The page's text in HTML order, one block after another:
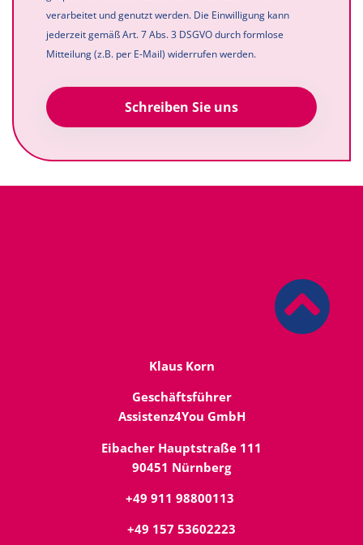
verarbeitet und genutzt werden. Die Einwilligung kann
jederzeit gemäß Art. 7 Abs. 3 DSGVO durch formlose
Mitteilung (z.B. per E-Mail) widerrufen werden.
Schreiben Sie uns
Klaus Korn
Geschäftsführer
Assistenz4You GmbH
Eibacher Hauptstraße 111
90451 Nürnberg
+49 911 98800113
+49 157 53602223